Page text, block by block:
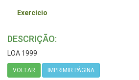
Exercício
DESCRIÇÃO:
LOA 1999
VOLTAR IMPRIMIR PÁGINA